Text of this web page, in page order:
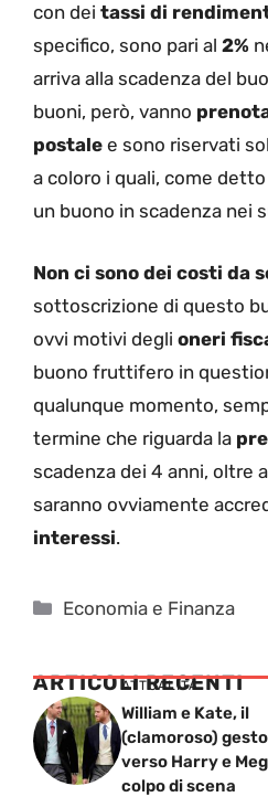
con dei tassi di
specifico, sono pari al 2%
arriva alla scadenza del
buoni, però, vanno
postale e sono riservati
a coloro i quali, come
un buono in scadenza nei
Non ci sono dei costi da
sottoscrizione di questo
ovvi motivi degli oneri
buono fruttifero in
qualunque momento,
termine che riguarda la
scadenza dei 4 anni, oltre
saranno ovviamente
interessi.
Categorie
Economia e Finanza
ARTICOLI RECENTI
ATTUALITÁ
William e Kate, il
(clamoroso)
verso Harry e
colpo di scena